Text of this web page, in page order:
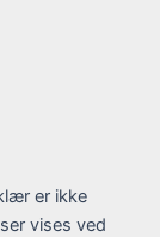
er ikke
vises ved